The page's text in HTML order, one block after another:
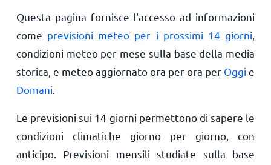
Questa pagina fornisce l'accesso ad informazioni
come previsioni meteo per i prossimi 14 giorni
condizioni meteo per mese sulla base della media
storica, e meteo aggiornato ora per ora per Oggi e
Domani
Le previsioni sui 14 giorni permettono di sapere le
condizioni climatiche giorno per giorno, con
anticipo. Previsioni mensili studiate sulla base